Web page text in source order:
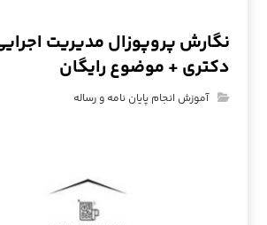
نگارش پروپوزال مدیریت
دکتری + موضوع رایگان
آموزش انجام پایان نامه و رساله